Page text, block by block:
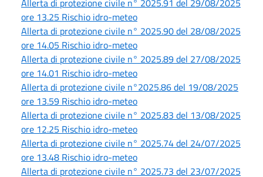
ore 13.25 Rischio idro-meteo
Allerta di protezione civile n° 2025.90 del 28/08/2025
ore 14.05 Rischio idro-meteo
Allerta di protezione civile n° 2025.89 del 27/08/2025
ore 14.01 Rischio idro-meteo
Allerta di protezione civile n°2025.86 del 19/08/2025
ore 13.59 Rischio idro-meteo
Allerta di protezione civile n° 2025.83 del 13/08/2025
ore 12.25 Rischio idro-meteo
Allerta di protezione civile n° 2025.74 del 24/07/2025
ore 13.48 Rischio idro-meteo
Allerta di protezione civile n° 2025.73 del 23/07/2025